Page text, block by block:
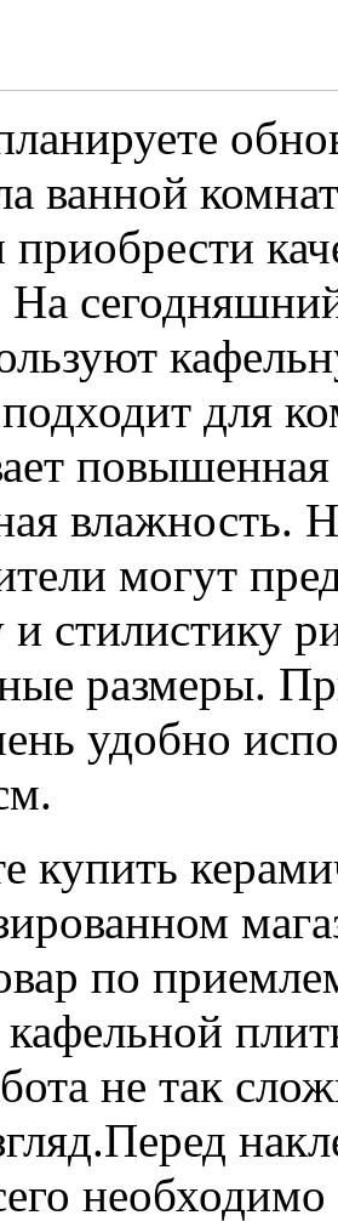
ванной
приобрести
На
для
влажность.
могут
и стилистику
размеры.
удобно
купить
по
не так
необходимо